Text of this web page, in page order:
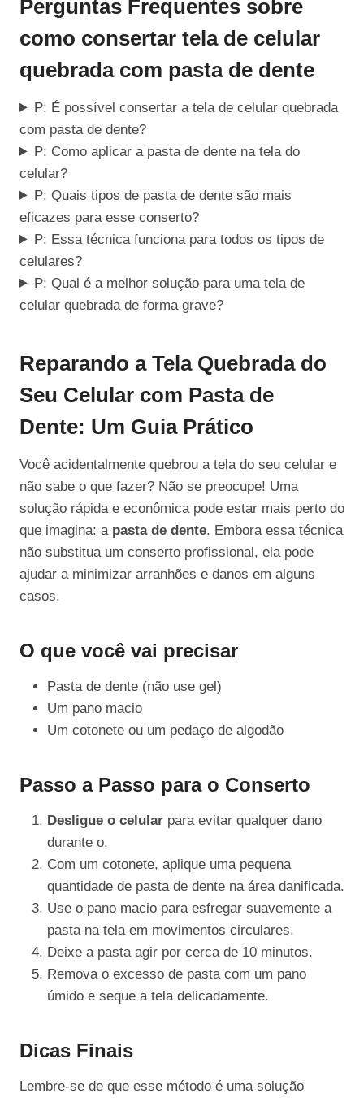
Perguntas Frequentes sobre
como consertar tela de celular
quebrada com pasta de dente
P: É possível consertar a tela de celular quebrada
com pasta de dente?
P: Como aplicar a pasta de dente na tela do
celular?
P: Quais tipos de pasta de dente são mais
eficazes para esse conserto?
P: Essa técnica funciona para todos os tipos de
celulares?
P: Qual é a melhor solução para uma tela de
celular quebrada de forma grave?
Reparando a Tela Quebrada do
Seu Celular com Pasta de
Dente: Um Guia Prático
Você acidentalmente quebrou a tela do seu celular e
não sabe o que fazer? Não se preocupe! Uma
solução rápida e econômica pode estar mais perto do
que imagina: a pasta de dente. Embora essa técnica
não substitua um conserto profissional, ela pode
ajudar a minimizar arranhões e danos em alguns
casos.
O que você vai precisar
Pasta de dente (não use gel)
Um pano macio
Um cotonete ou um pedaço de algodão
Passo a Passo para o Conserto
Desligue o celular para evitar qualquer dano
durante o.
Com um cotonete, aplique uma pequena
quantidade de pasta de dente na área danificada.
Use o pano macio para esfregar suavemente a
pasta na tela em movimentos circulares.
Deixe a pasta agir por cerca de 10 minutos.
Remova o excesso de pasta com um pano
úmido e seque a tela delicadamente.
Dicas Finais
Lembre-se de que esse método é uma solução